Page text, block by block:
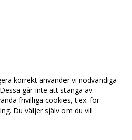
korrekt använder vi nödvändiga
går inte att stänga av.
frivilliga cookies, t.ex. för
Du väljer själv om du vill